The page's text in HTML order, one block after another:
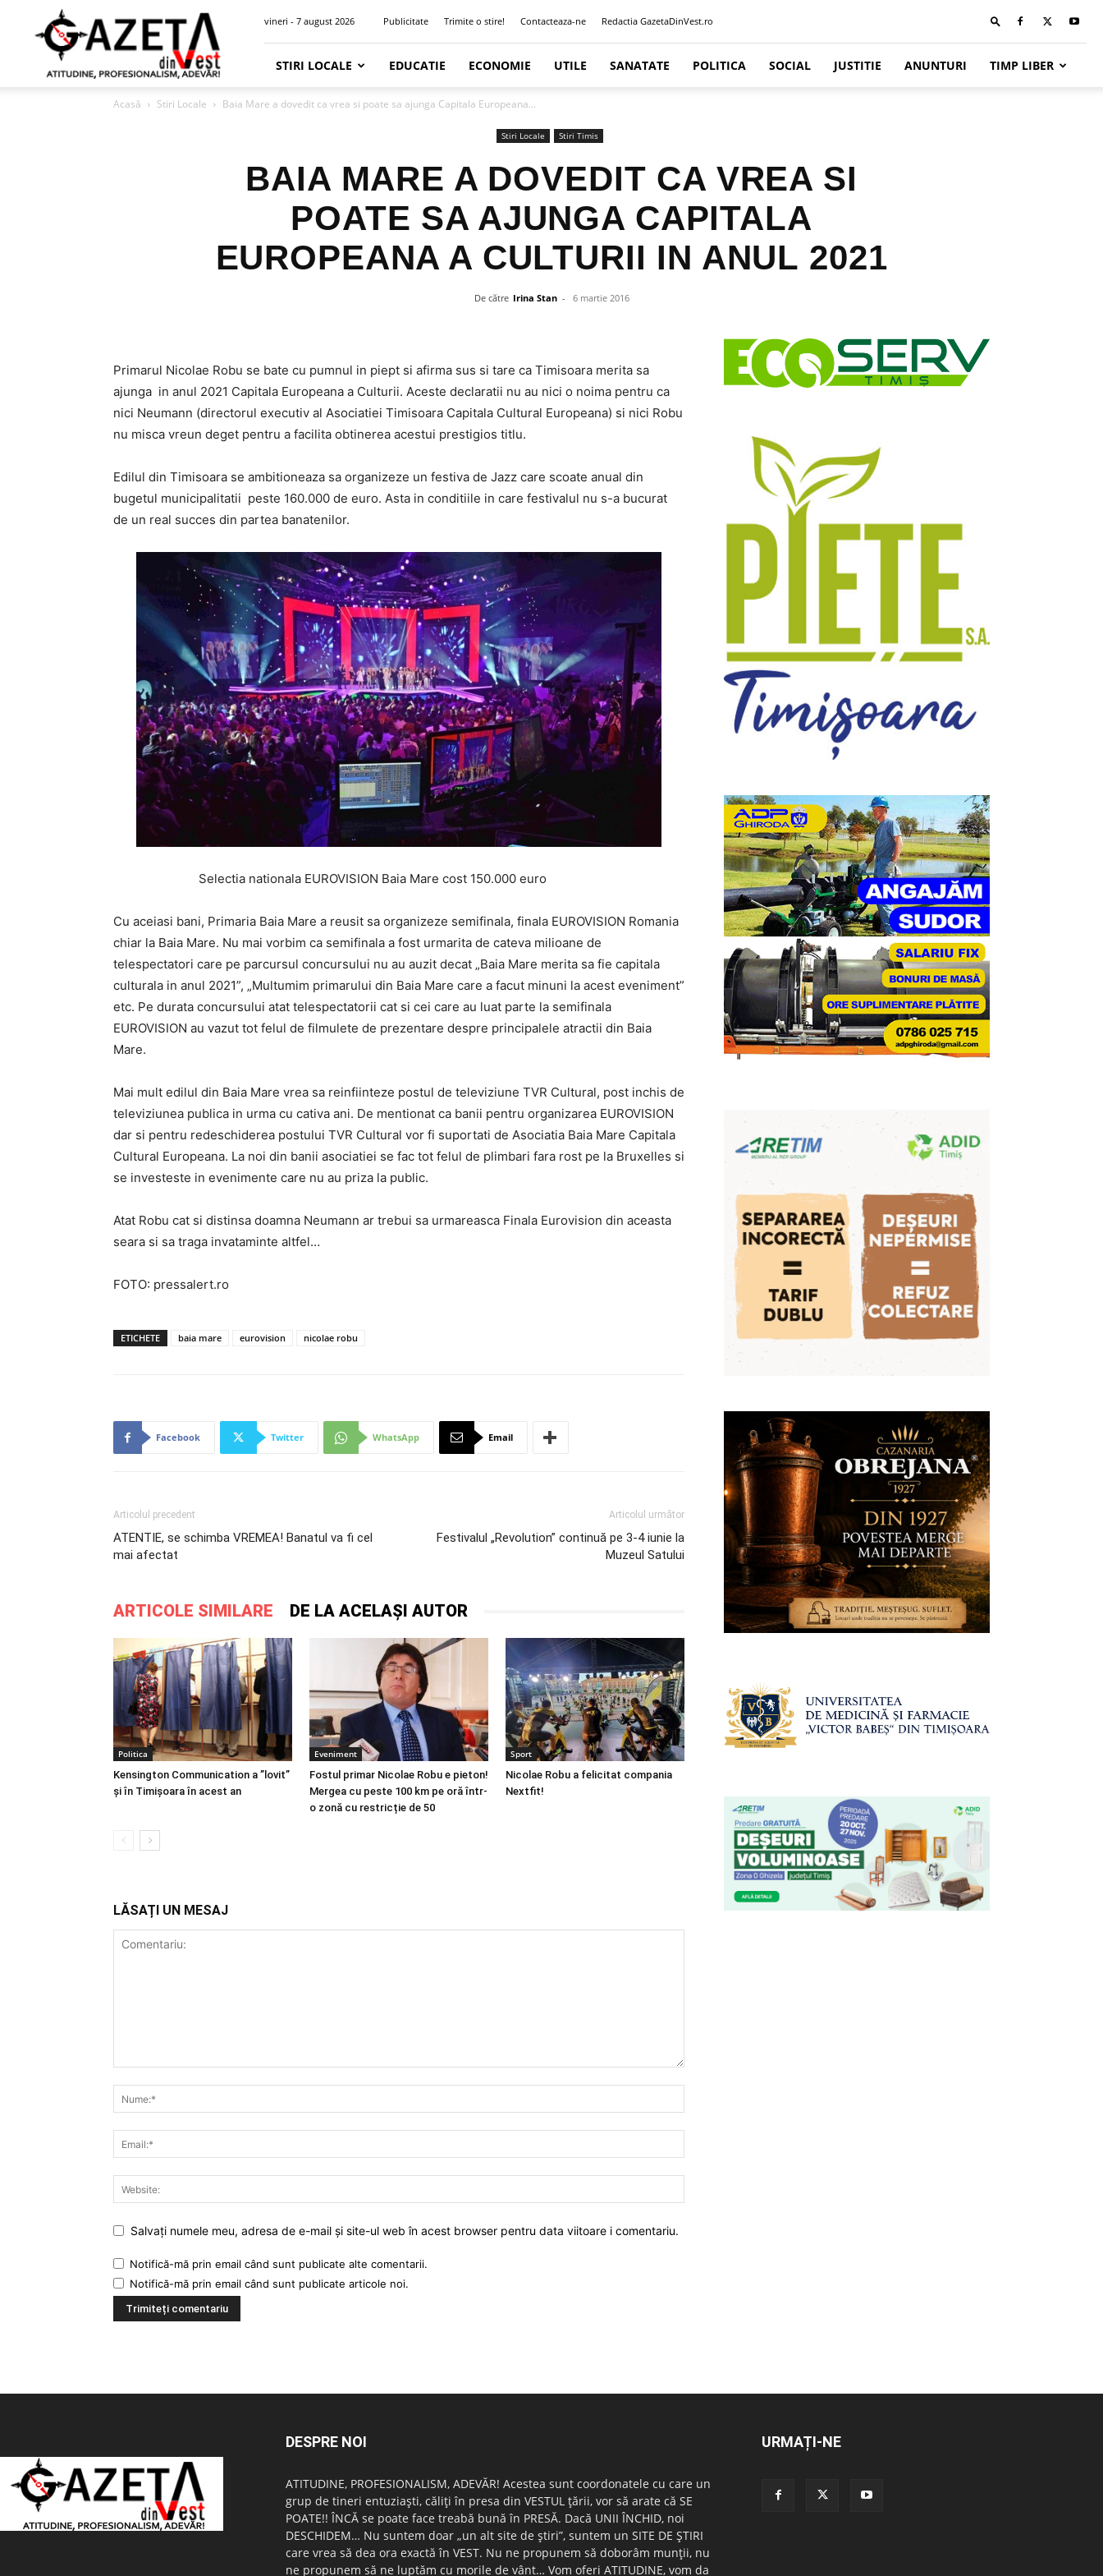
Gazeta
din
Vest
vineri - 7 august 2026 Publicitate Trimite o stire! Contacteaza-ne Redactia GazetaDinVest.ro
STIRI LOCALE EDUCATIE ECONOMIE UTILE SANATATE POLITICA SOCIAL JUSTITIE ANUNTURI TIMP LIBER
Acasă Stiri Locale Baia Mare a dovedit ca vrea si poate sa ajunga Capitala Europeana...
Stiri Locale Stiri Timis
BAIA MARE A DOVEDIT CA VREA SI
POATE SA AJUNGA CAPITALA
EUROPEANA A CULTURII IN ANUL 2021
De către Irina Stan - 6 martie 2016
Primarul Nicolae Robu se bate cu pumnul in piept si afirma sus si tare ca Timisoara merita sa
ajunga in anul 2021 Capitala Europeana a Culturii. Aceste declaratii nu au nici o noima pentru ca
nici Neumann (directorul executiv al Asociatiei Timisoara Capitala Cultural Europeana) si nici Robu
nu misca vreun deget pentru a facilita obtinerea acestui prestigios titlu.
Edilul din Timisoara se ambitioneaza sa organizeze un festiva de Jazz care scoate anual din
bugetul municipalitatii peste 160.000 de euro. Asta in conditiile in care festivalul nu s-a bucurat
de un real succes din partea banatenilor.
Selectia nationala EUROVISION Baia Mare cost 150.000 euro
Cu aceiasi bani, Primaria Baia Mare a reusit sa organizeze semifinala, finala EUROVISION Romania
chiar la Baia Mare. Nu mai vorbim ca semifinala a fost urmarita de cateva milioane de
telespectatori care pe parcursul concursului nu au auzit decat „Baia Mare merita sa fie capitala
culturala in anul 2021”, „Multumim primarului din Baia Mare care a facut minuni la acest eveniment”
etc. Pe durata concursului atat telespectatorii cat si cei care au luat parte la semifinala
EUROVISION au vazut tot felul de filmulete de prezentare despre principalele atractii din Baia
Mare.
Mai mult edilul din Baia Mare vrea sa reinfiinteze postul de televiziune TVR Cultural, post inchis de
televiziunea publica in urma cu cativa ani. De mentionat ca banii pentru organizarea EUROVISION
dar si pentru redeschiderea postului TVR Cultural vor fi suportati de Asociatia Baia Mare Capitala
Cultural Europeana. La noi din banii asociatiei se fac tot felul de plimbari fara rost pe la Bruxelles si
se investeste in evenimente care nu au priza la public.
Atat Robu cat si distinsa doamna Neumann ar trebui sa urmareasca Finala Eurovision din aceasta
seara si sa traga invataminte altfel…
FOTO: pressalert.ro
ETICHETE baia mare eurovision nicolae robu
Facebook Twitter WhatsApp Email
Articolul precedent
ATENTIE, se schimba VREMEA! Banatul va fi cel
mai afectat
Articolul următor
Festivalul „Revolution” continuă pe 3-4 iunie la
Muzeul Satului
ARTICOLE SIMILARE DE LA ACELAȘI AUTOR
Politica
Kensington Communication a ”lovit”
și în Timișoara în acest an
Eveniment
Fostul primar Nicolae Robu e pieton!
Mergea cu peste 100 km pe oră într-
o zonă cu restricție de 50
Sport
Nicolae Robu a felicitat compania
Nextfit!
LĂSAȚI UN MESAJ
Salvați numele meu, adresa de e-mail și site-ul web în acest browser pentru data viitoare i comentariu.
Notifică-mă prin email când sunt publicate alte comentarii.
Notifică-mă prin email când sunt publicate articole noi.
DESPRE NOI
ATITUDINE, PROFESIONALISM, ADEVĂR! Acestea sunt coordonatele cu care un
grup de tineri entuziaşti, căliţi în presa din VESTUL ţării, vor să arate că SE
POATE!! ÎNCĂ se poate face treabă bună în PRESĂ. Dacă UNII ÎNCHID, noi
DESCHIDEM… Nu suntem doar „un alt site de ştiri”, suntem un SITE DE ŞTIRI
care vrea să dea ora exactă în VEST. Nu ne propunem să doborâm munţii, nu
ne propunem să ne luptăm cu morile de vânt… Vom oferi ATITUDINE, vom da
URMAȚI-NE